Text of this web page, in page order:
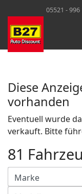
05521 - 996
Diese
vorhanden
Eventuell wurde
verkauft. Bitte
81